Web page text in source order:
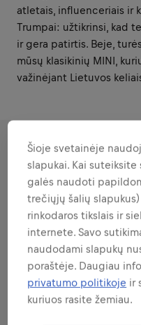
atletais, influenceriais ir
Trumpai: užtikrinsi, kad
ir gera patirtis. Beje,
mūsų klasikinių MINI,
važinėjant Lietuvos
Sritys,
Visos
Šioje svetainėje
slapukai. Kai suteiksite
galės naudoti
trečiųjų šalių
rinkodaros tikslais ir
internete. Savo
naudodami slapukų
poraštėje. Daugiau
privatumo politikoje ir
kuriuos rasite žemiau.